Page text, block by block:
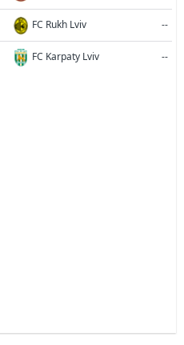
FC Rukh Lviv --
FC Karpaty Lviv --